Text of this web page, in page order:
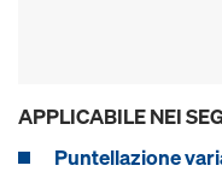
APPLICABILE NEI
Puntellazione